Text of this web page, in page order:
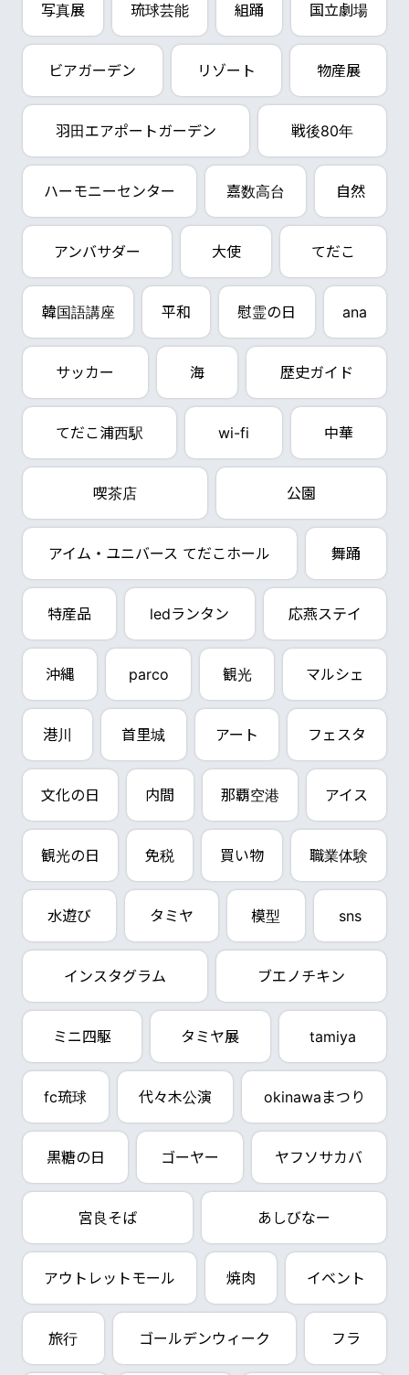
写真展 琉球芸能 組踊 国立劇場
ビアガーデン リゾート 物産展
羽田エアポートガーデン 戦後80年
ハーモニーセンター 嘉数高台 自然
アンバサダー 大使 てだこ
韓国語講座 平和 慰霊の日 ana
サッカー 海 歴史ガイド
てだこ浦西駅 wi-fi 中華
喫茶店 公園
アイム・ユニバース てだこホール 舞踊
特産品 ledランタン 応燕ステイ
沖縄 parco 観光 マルシェ
港川 首里城 アート フェスタ
文化の日 内間 那覇空港 アイス
観光の日 免税 買い物 職業体験
水遊び タミヤ 模型 sns
インスタグラム ブエノチキン
ミニ四駆 タミヤ展 tamiya
fc琉球 代々木公演 okinawaまつり
黒糖の日 ゴーヤー ヤフソサカバ
宮良そば あしびなー
アウトレットモール 焼肉 イベント
旅行 ゴールデンウィーク フラ